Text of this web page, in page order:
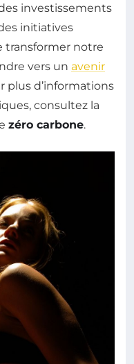
investissements
initiatives
transformer notre
vers un avenir
plus d’informations
consultez la
zéro carbone.